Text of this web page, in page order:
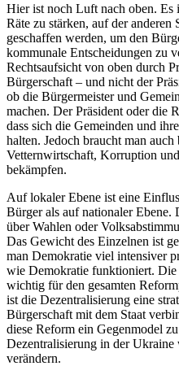
Hier ist noch Luft nach oben. Es
Räte zu stärken, auf der anderen
geschaffen werden, um den
kommunale Entscheidungen zu
Rechtsaufsicht von oben durch
Bürgerschaft – und nicht der
ob die Bürgermeister und
machen. Der Präsident oder die
dass sich die Gemeinden und
halten. Jedoch braucht man
Vetternwirtschaft, Korruption
bekämpfen.
Auf lokaler Ebene ist eine
Bürger als auf nationaler
über Wahlen oder
Das Gewicht des Einzelnen ist
man Demokratie viel intensiver
wie Demokratie funktioniert.
wichtig für den gesamten
ist die Dezentralisierung eine
Bürgerschaft mit dem Staat
diese Reform ein Gegenmodel
Dezentralisierung in der
verändern.